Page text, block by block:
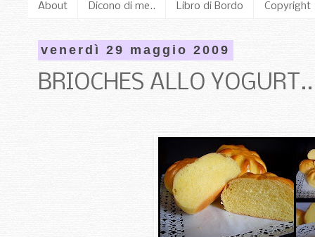
About Dicono di me.. Libro di Bordo Copyright
venerdì 29 maggio 2009
BRIOCHES ALLO